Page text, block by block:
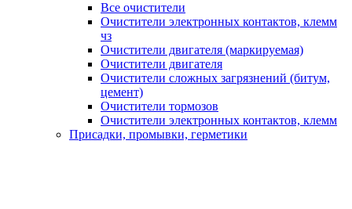
Все очистители
Очистители электронных контактов, клемм
чз
Очистители двигателя (маркируемая)
Очистители двигателя
Очистители сложных загрязнений (битум,
цемент)
Очистители тормозов
Очистители электронных контактов, клемм
Присадки, промывки, герметики